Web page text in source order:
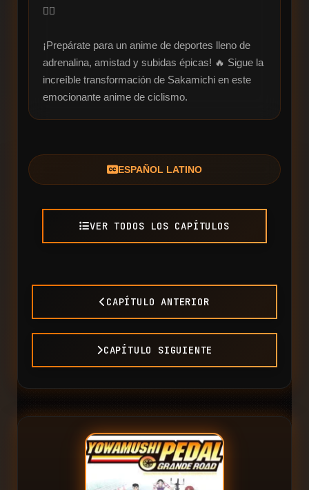
🚵‍♂️
¡Prepárate para un anime de deportes lleno de
adrenalina, amistad y subidas épicas! 🔥 Sigue la
increíble transformación de Sakamichi en este
emocionante anime de ciclismo.
ESPAÑOL LATINO
VER TODOS LOS CAPÍTULOS
CAPÍTULO ANTERIOR
CAPÍTULO SIGUIENTE